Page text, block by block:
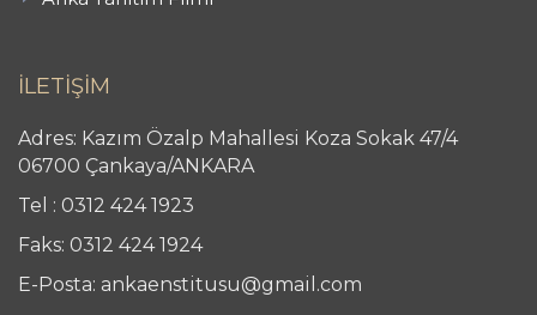
İLETİŞİM
Adres: Kazım Özalp Mahallesi Koza Sokak 47/4
06700 Çankaya/ANKARA
Tel : 0312 424 1923
Faks: 0312 424 1924
E-Posta: ankaenstitusu@gmail.com